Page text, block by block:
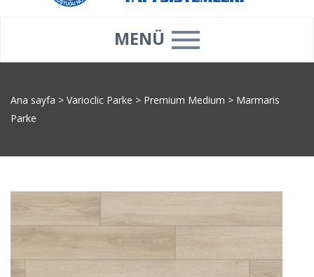
MENÜ
Ana sayfa > Varioclic Parke > Premium Medium > Marmaris
Parke